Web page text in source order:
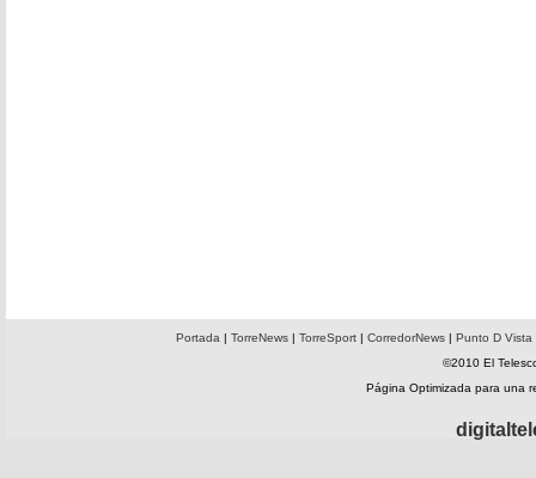
Portada | TorreNews| TorreSport| CorredorNews| Punto D Vista
©2010 El
Página Optimizada para una